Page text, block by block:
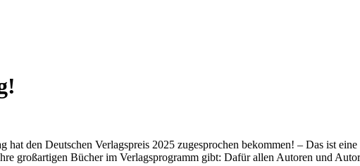
hat den Deutschen Verlagspreis 2025 zugesprochen bekommen! – Das ist
großartigen Bücher im Verlagsprogramm gibt: Dafür allen Autoren und